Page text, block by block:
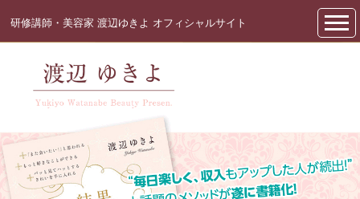
研修講師・美容家 渡辺ゆきよ オフィシャルサイト